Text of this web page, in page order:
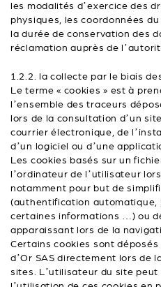
les modalités d’exercice des
physiques, les coordonnées
la durée de conservation des
réclamation auprès de
1.2.2. la collecte par le biais
Le terme « cookies » est à
l’ensemble des traceurs
lors de la consultation d’un
courrier électronique, de
d’un logiciel ou d’une
Les cookies basés sur un
l’ordinateur de l’utilisateur
notamment pour but de
(authentification automatique,
certaines informations …) ou
apparaissant lors de la
Certains cookies sont
d’Or SAS directement lors de
sites. L’utilisateur du site